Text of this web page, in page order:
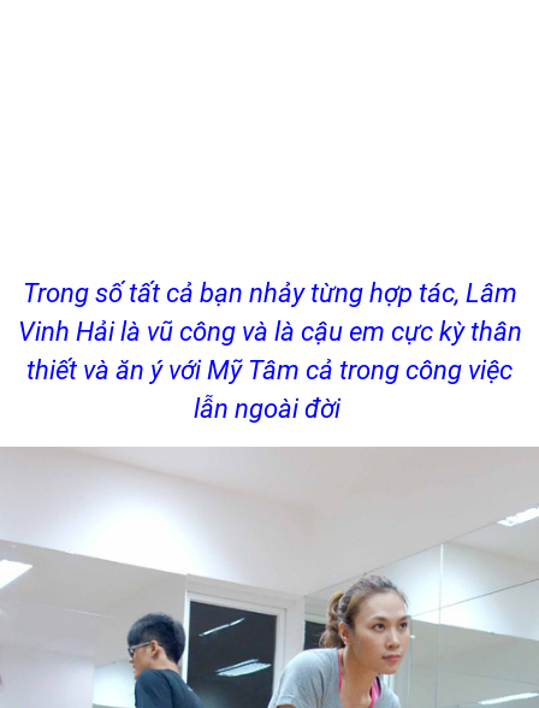
Trong số tất cả bạn nhảy từng hợp tác, Lâm
Vinh Hải là vũ công và là cậu em cực kỳ thân
thiết và ăn ý với Mỹ Tâm cả trong công việc
lẫn ngoài đời